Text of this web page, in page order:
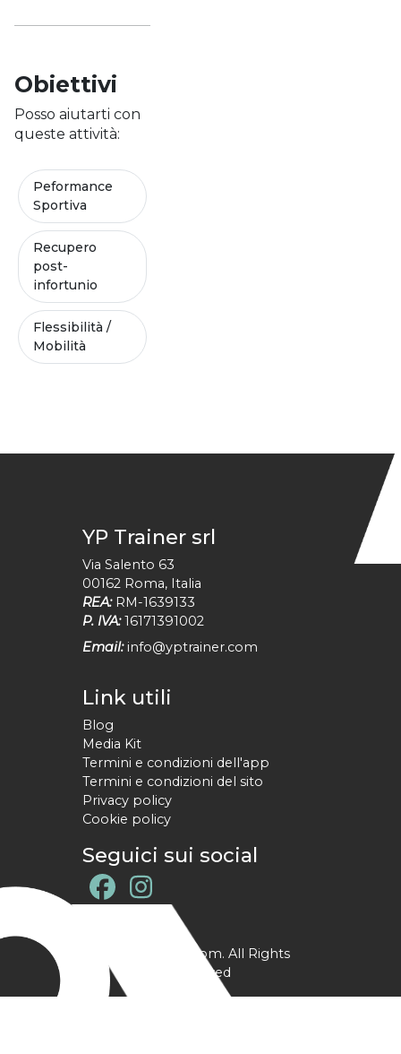
Obiettivi
Posso aiutarti con
queste attività:
Peformance
Sportiva
Recupero
post-
infortunio
Flessibilità /
Mobilità
YP Trainer srl
Via Salento 63
00162 Roma, Italia
REA: RM-1639133
P. IVA: 16171391002
Email: info@yptrainer.com
Link utili
Blog
Media Kit
Termini e condizioni dell'app
Termini e condizioni del sito
Privacy policy
Cookie policy
Seguici sui social
@ YPtrainer.com. All Rights
Reserved